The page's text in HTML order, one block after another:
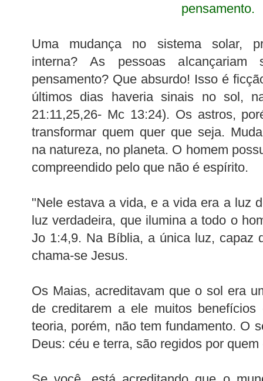
pensamento.
Uma mudança no sistema solar,
interna? As pessoas alcançariam
pensamento? Que absurdo! Isso é
últimos dias haveria sinais no sol,
21:11,25,26- Mc 13:24). Os astros,
transformar quem quer que seja.
na natureza, no planeta. O homem
compreendido pelo que não é espírito.
"Nele estava a vida, e a vida era a luz
luz verdadeira, que ilumina a todo o
Jo 1:4,9. Na Bíblia, a única luz, capaz
chama-se Jesus.
Os Maias, acreditavam que o sol era
de creditarem a ele muitos
teoria, porém, não tem fundamento. O
Deus: céu e terra, são regidos por